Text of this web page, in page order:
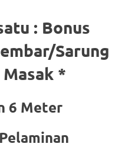
: Bonus
Sarung
*
6 Meter